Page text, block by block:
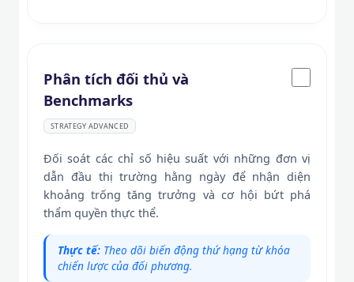
Phân tích đối thủ và
Benchmarks
STRATEGY ADVANCED
Đối soát các chỉ số hiệu suất với những đơn vị
dẫn đầu thị trường hằng ngày để nhận diện
khoảng trống tăng trưởng và cơ hội bứt phá
thẩm quyền thực thể.
Thực tế: Theo dõi biến động thứ hạng từ khóa
chiến lược của đối phương.